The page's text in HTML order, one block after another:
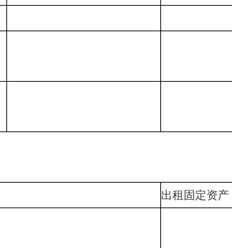
出租固定资产